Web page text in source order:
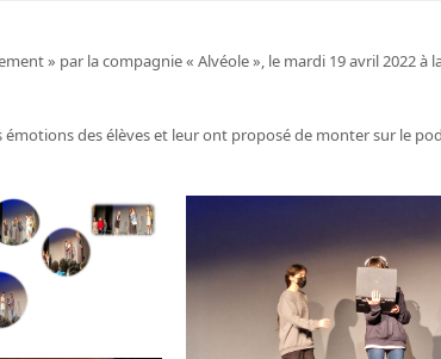
» par la compagnie « Alvéole », le mardi 19 avril 2022 à
émotions des élèves et leur ont proposé de monter sur le